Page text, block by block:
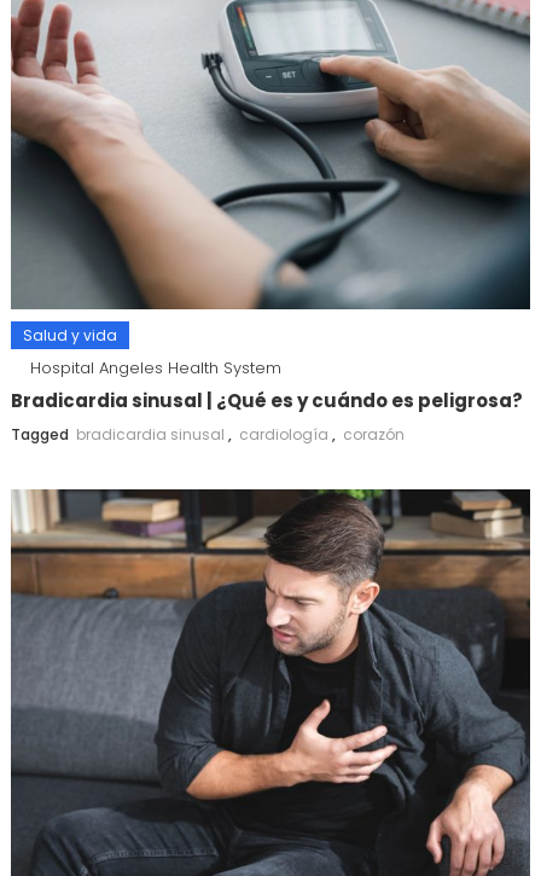
Salud y vida
Hospital Angeles Health System
Bradicardia sinusal | ¿Qué es y cuándo es peligrosa?
Tagged bradicardia sinusal , cardiología , corazón